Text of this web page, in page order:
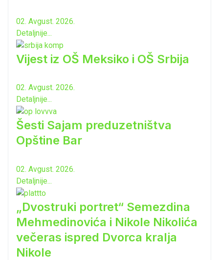
02. Avgust. 2026.
Detaljnije...
Vijest iz OŠ Meksiko i OŠ Srbija
02. Avgust. 2026.
Detaljnije...
Šesti Sajam preduzetništva
Opštine Bar
02. Avgust. 2026.
Detaljnije...
„Dvostruki portret“ Semezdina
Mehmedinovića i Nikole Nikolića
večeras ispred Dvorca kralja
Nikole